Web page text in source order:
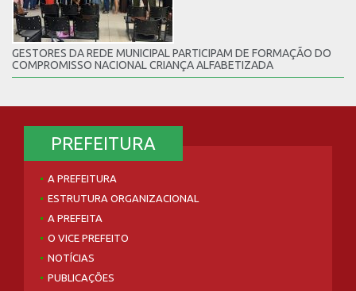
GESTORES DA REDE MUNICIPAL PARTICIPAM DE FORMAÇÃO DO
COMPROMISSO NACIONAL CRIANÇA ALFABETIZADA
PREFEITURA
A PREFEITURA
ESTRUTURA ORGANIZACIONAL
A PREFEITA
O VICE PREFEITO
NOTÍCIAS
PUBLICAÇÕES